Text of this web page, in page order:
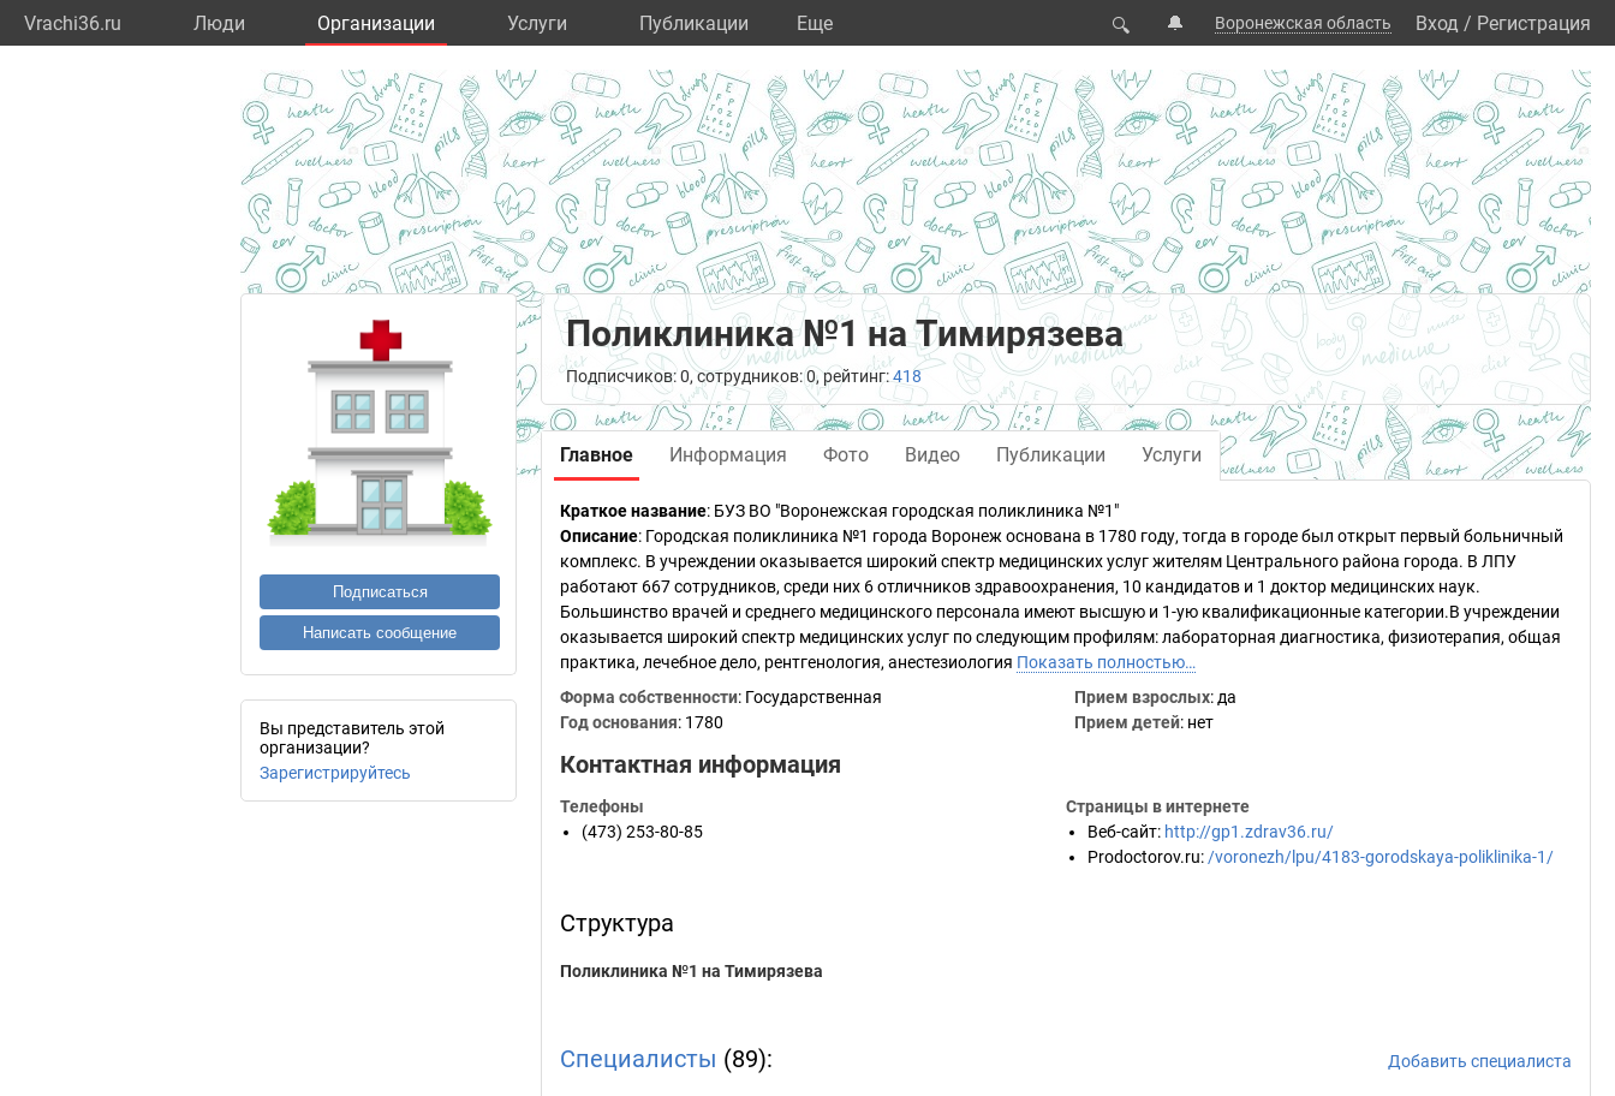
Vrachi36.ru Люди Организации Услуги Публикации Eще 🔍 🔔 Воронежская область Вход / Регистрация
Подписаться
Написать сообщение
Вы представитель этой
организации?
Зарегистрируйтесь
Поликлиника №1 на Тимирязева
Подписчиков: 0, сотрудников: 0, рейтинг:418
Главное Информация Фото Видео Публикации Услуги
Краткое название: БУЗ ВО "Воронежская городская поликлиника №1"
Описание: Городская поликлиника №1 города Воронеж основана в 1780 году, тогда в городе был открыт первый больничный
комплекс. В учреждении оказывается широкий спектр медицинских услуг жителям Центрального района города. В ЛПУ
работают 667 сотрудников, среди них 6 отличников здравоохранения, 10 кандидатов и 1 доктор медицинских наук.
Большинство врачей и среднего медицинского персонала имеют высшую и 1-ую квалификационные категории.В учреждении
оказывается широкий спектр медицинских услуг по следующим профилям: лабораторная диагностика, физиотерапия, общая
практика, лечебное дело, рентгенология, анестезиология Показать полностью…
Форма собственности: Государственная
Год основания: 1780
Прием взрослых: да
Прием детей: нет
Контактная информация
Телефоны
(473) 253-80-85
Страницы в интернете
Веб-сайт: http://gp1.zdrav36.ru/
Prodoctorov.ru: /voronezh/lpu/4183-gorodskaya-poliklinika-1/
Структура
Поликлиника №1 на Тимирязева
Специалисты (89): Добавить специалиста